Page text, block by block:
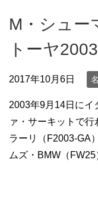
M・シュー
トーヤ
2017年10月6日
2003年9月14日にイ
ァ・サーキットで
ラーリ（F2003-GA
ムズ・BMW（